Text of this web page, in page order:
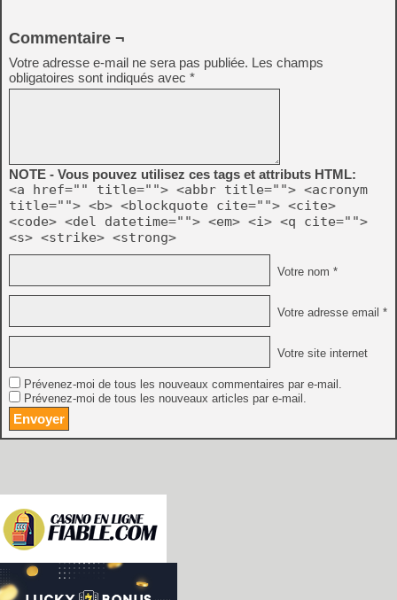
Commentaire ¬
Votre adresse e-mail ne sera pas publiée. Les champs
obligatoires sont indiqués avec *
NOTE - Vous pouvez utilisez ces tags et attributs HTML:
<a href="" title=""> <abbr title=""> <acronym
title=""> <b> <blockquote cite=""> <cite>
<code> <del datetime=""> <em> <i> <q cite="">
<s> <strike> <strong>
Votre nom *
Votre adresse email *
Votre site internet
Prévenez-moi de tous les nouveaux commentaires par e-mail.
Prévenez-moi de tous les nouveaux articles par e-mail.